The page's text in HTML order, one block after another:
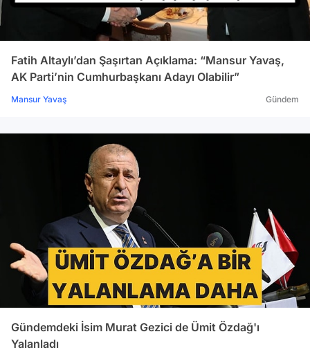
Fatih Altaylı’dan Şaşırtan Açıklama: “Mansur Yavaş,
AK Parti’nin Cumhurbaşkanı Adayı Olabilir”
Mansur Yavaş Gündem
Gündemdeki İsim Murat Gezici de Ümit Özdağ'ı
Yalanladı